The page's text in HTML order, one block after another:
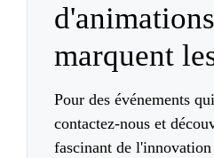
marquent
Pour des événements
contactez-nous et
fascinant de